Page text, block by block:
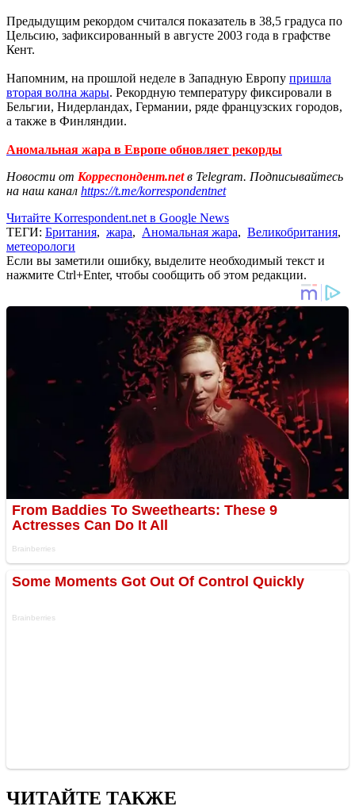
Предыдущим рекордом считался показатель в 38,5 градуса по
Цельсию, зафиксированный в августе 2003 года в графстве
Кент.
Напомним, на прошлой неделе в Западную Европу пришла
вторая волна жары. Рекордную температуру фиксировали в
Бельгии, Нидерландах, Германии, ряде французских городов,
а также в Финляндии.
Аномальная жара в Европе обновляет рекорды
Новости от Корреспондент.netв Telegram. Подписывайтесь
на наш канал https://t.me/korrespondentnet
Читайте Korrespondent.net в Google News
ТЕГИ: Британия, жара, Аномальная жара, Великобритания,
метеорологи
Если вы заметили ошибку, выделите необходимый текст и
нажмите Ctrl+Enter, чтобы сообщить об этом редакции.
ЧИТАЙТЕ ТАКЖЕ